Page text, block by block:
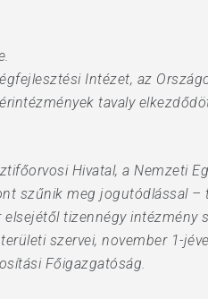
Intézet, az
tavaly
Hivatal, a Nemzeti
szűnik meg jogutódlással –
tizennégy intézmény
szervei, november 1-
Főigazgatóság.